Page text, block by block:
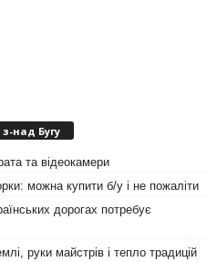
над Бугу
та відеокамери
можна купити б/у і не пожаліти
дорогах потребує
руки майстрів і тепло традицій